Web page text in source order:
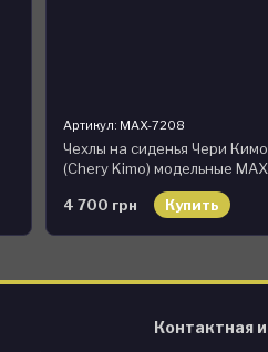
Артикул: MAX-7208
Чехлы на сиденья Чери Кимо
(Chery Kimo) модельные
экокожи Черно-коричневый
4 700 грн
Купить
Контактная